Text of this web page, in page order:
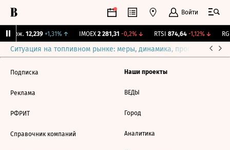
Войти
Бирж. 12,239 +1,31%↑ IMOEX 2 281,31 -0,2%↓ RTSI 874,64 -1,12%↓
Ситуация на топливном рынке: меры, динамика, прогнозы
Подписка
Реклама
РФРИТ
Справочник компаний
Наши проекты
ВЕДЫ
Город
Аналитика